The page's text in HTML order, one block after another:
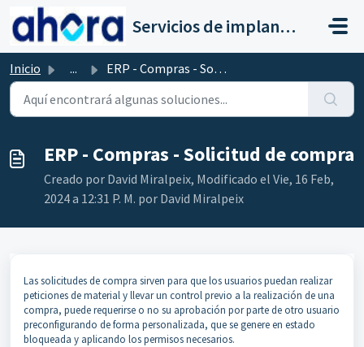
Saltar al contenido principal
Servicios de implantación a clientes de Ahora
Inicio ... ERP - Compras - Solicitud de compra
ERP - Compras - Solicitud de compra
Creado por David Miralpeix, Modificado el Vie, 16 Feb,
2024 a 12:31 P. M. por David Miralpeix
Las solicitudes de compra sirven para que los usuarios puedan realizar
peticiones de material y llevar un control previo a la realización de una
compra, puede requerirse o no su aprobación por parte de otro usuario
preconfigurando de forma personalizada, que se genere en estado
bloqueada y aplicando los permisos necesarios.